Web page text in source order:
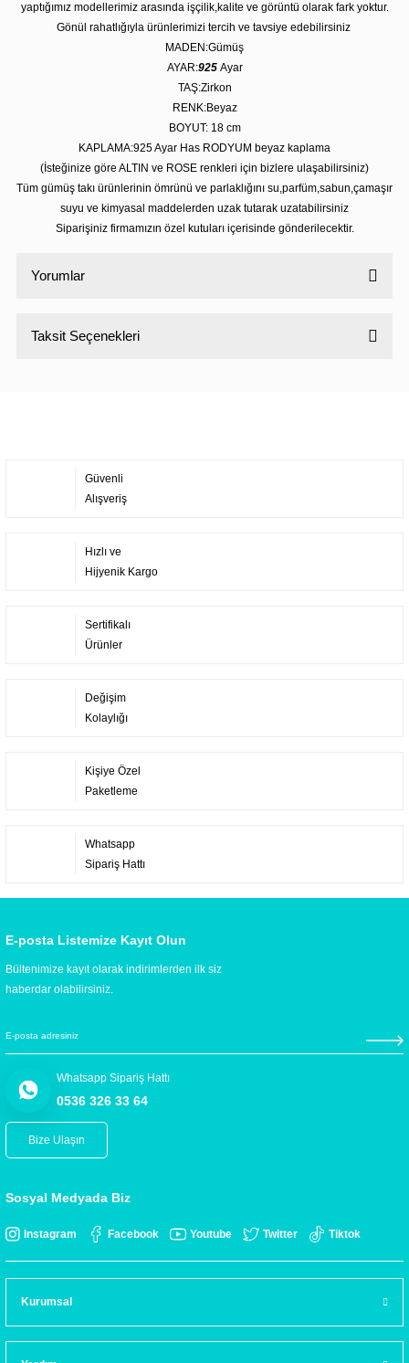
yaptığımız modellerimiz arasında işçilik,kalite ve görüntü olarak fark yoktur.
Gönül rahatlığıyla ürünlerimizi tercih ve tavsiye edebilirsiniz
MADEN:Gümüş
AYAR:925 Ayar
TAŞ:Zirkon
RENK:Beyaz
BOYUT: 18 cm
KAPLAMA:925 Ayar Has RODYUM beyaz kaplama
(İsteğinize göre ALTIN ve ROSE renkleri için bizlere ulaşabilirsiniz)
Tüm gümüş takı ürünlerinin ömrünü ve parlaklığını su,parfüm,sabun,çamaşır
suyu ve kimyasal maddelerden uzak tutarak uzatabilirsiniz
Siparişiniz firmamızın özel kutuları içerisinde gönderilecektir.
Yorumlar
Taksit Seçenekleri
Güvenli
Alışveriş
Hızlı ve
Hijyenik Kargo
Sertifikalı
Ürünler
Değişim
Kolaylığı
Kişiye Özel
Paketleme
Whatsapp
Sipariş Hattı
E-posta Listemize Kayıt Olun
Bültenimize kayıt olarak indirimlerden ilk siz
haberdar olabilirsiniz.
Whatsapp Sipariş Hattı
0536 326 33 64
Bize Ulaşın
Sosyal Medyada Biz
Instagram Facebook Youtube Twitter Tiktok
Kurumsal